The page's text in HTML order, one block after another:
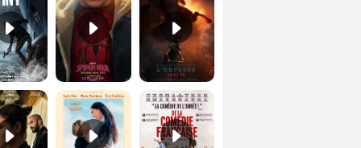
Le Triangle d'or Bande-annonce VF De la Comédie-Française Teaser VF